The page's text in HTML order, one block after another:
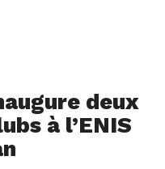
deux
à l’ENIS